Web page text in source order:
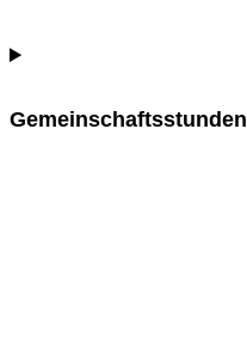
Gemeinschaftsstunden